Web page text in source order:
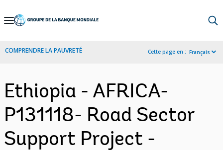
Skip
Navigation
COMPRENDRE LA PAUVRETÉ Cette page en : Français
Ethiopia - AFRICA-
P131118- Road Sector
Support Project -